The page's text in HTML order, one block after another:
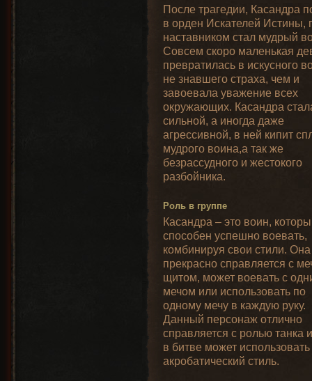
После трагедии, Касандра
в орден Искателей Истины,
наставником стал мудрый
Совсем скоро маленькая
превратилась в искусного
не знавшего страха, чем и
завоевала уважение всех
окружающих. Касандра
сильной, а иногда даже
агрессивной, в ней кипит
мудрого воина,а так же
безрассудного и жестокого
разбойника.
Роль в группе
Касандра – это воин,
способен успешно воевать,
комбинируя свои стили. Она
прекрасно справляется с
щитом, может воевать с
мечом или использовать по
одному мечу в каждую руку.
Данный персонаж отлично
справляется с ролью танка
в битве может использовать
акробатический стиль.